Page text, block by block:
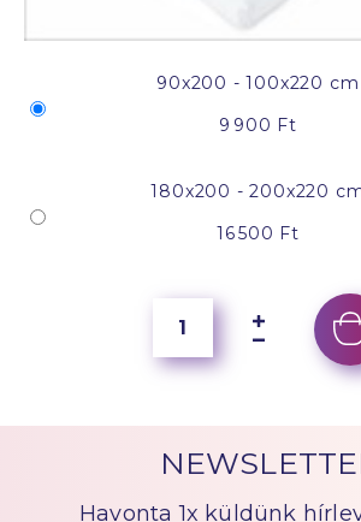
90x200 - 100x220 cm
9 900 Ft
180x200 - 200x220
16 500 Ft
Havonta 1x küldünk